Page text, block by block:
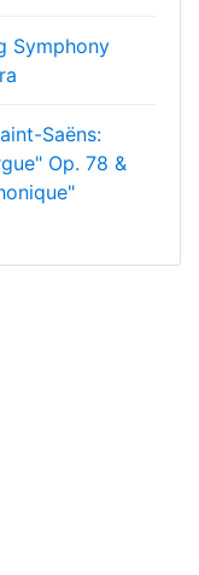
Symphony
Saëns:
Op. 78 &